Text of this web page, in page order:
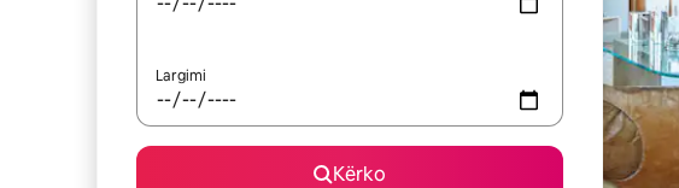
Largimi
Kërko